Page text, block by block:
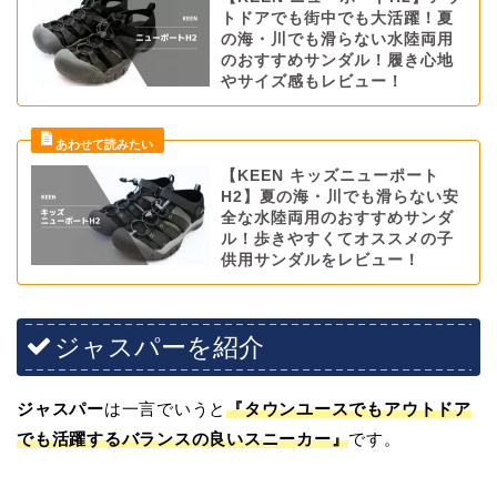
トドアでも街中でも大活躍！夏
の海・川でも滑らない水陸両用
のおすすめサンダル！履き心地
やサイズ感もレビュー！
【KEEN キッズニューポート
H2】夏の海・川でも滑らない安
全な水陸両用のおすすめサンダ
ル！歩きやすくてオススメの子
供用サンダルをレビュー！
ジャスパーを紹介
ジャスパーは一言でいうと『タウンユースでもアウトドア
でも活躍するバランスの良いスニーカー』です。